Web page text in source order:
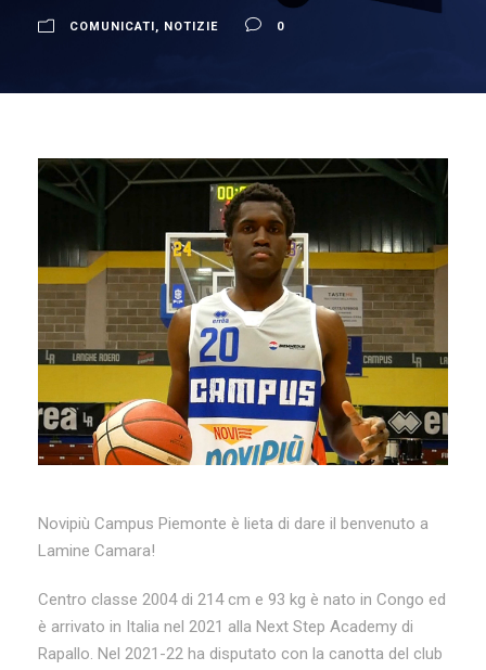
COMUNICATI, NOTIZIE 0
Novipiù Campus Piemonte è lieta di dare il benvenuto a
Lamine Camara!
Centro classe 2004 di 214 cm e 93 kg è nato in Congo ed
è arrivato in Italia nel 2021 alla Next Step Academy di
Rapallo. Nel 2021-22 ha disputato con la canotta del club